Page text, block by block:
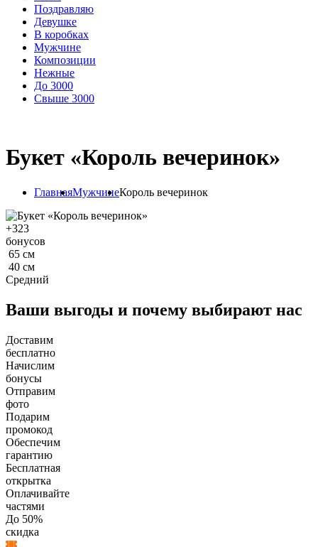
Поздравляю
Девушке
В коробках
Мужчине
Композиции
Нежные
До 3000
Свыше 3000
Букет «Король вечеринок»
ГлавнаяМужчинеКороль вечеринок
+323
бонусов
65 см
40 см
Средний
Ваши выгоды и почему выбирают нас
Доставим
бесплатно
Начислим
бонусы
Отправим
фото
Подарим
промокод
Обеспечим
гарантию
Бесплатная
открытка
Оплачивайте
частями
До 50%
скидка